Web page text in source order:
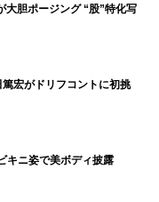
大胆ポージング “股”特化写
宏がドリフコントに初挑
キニ姿で美ボディ披露